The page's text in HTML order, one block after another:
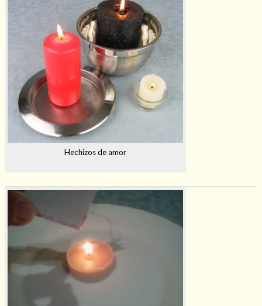
Hechizos de amor